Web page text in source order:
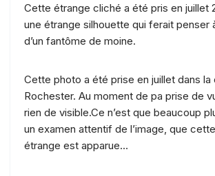
Cette étrange cliché a été pris en juillet
une étrange silhouette qui ferait penser
d’un fantôme de moine.
Cette photo a été prise en juillet dans la
Rochester. Au moment de pa prise de
rien de visible.Ce n’est que beaucoup
un examen attentif de l’image, que
étrange est apparue…